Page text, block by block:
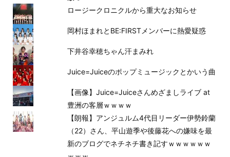
ロージークロニクルから重大なお知らせ
岡村ほまれとBE:FIRSTメンバーに熱愛疑惑
下井谷幸穂ちゃん汗まみれ
Juice=Juiceのポップミュージックとかいう曲
【画像】Juice=Juiceさんめざましライブ at
豊洲の客層ｗｗｗｗ
【朗報】アンジュルム4代目リーダー伊勢鈴蘭
（22）さん、平山遊季や後藤花への嫌味を最
新のブログでネチネチ書き記すｗｗｗｗｗｗ